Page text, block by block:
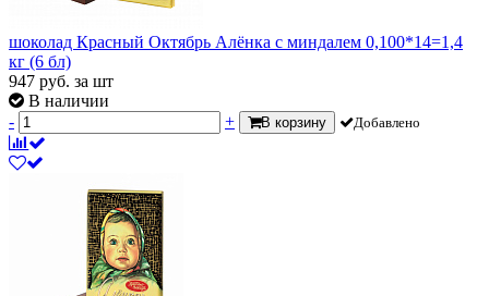
шоколад Красный Октябрь Алёнка с миндалем 0,100*14=1,4
кг (6 бл)
947 руб. за шт
В наличии
-
+ В корзину Добавлено